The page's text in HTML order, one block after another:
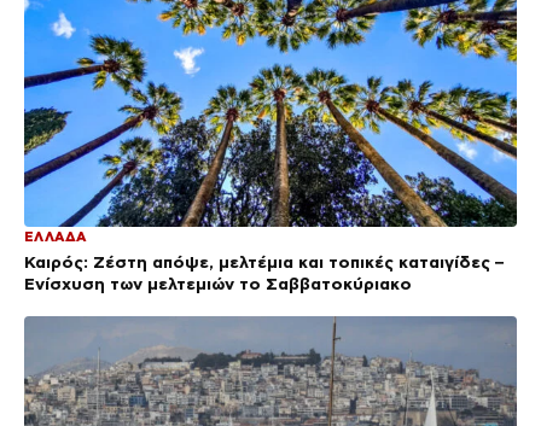
ΕΛΛΑΔΑ
Καιρός: Ζέστη απόψε, μελτέμια και τοπικές καταιγίδες –
Ενίσχυση των μελτεμιών το Σαββατοκύριακο